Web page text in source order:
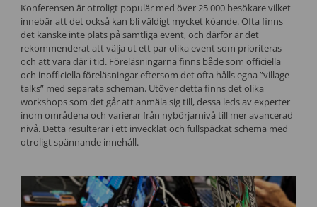
Konferensen är otroligt populär med över 25 000 besökare vilket
innebär att det också kan bli väldigt mycket köande. Ofta finns
det kanske inte plats på samtliga event, och därför är det
rekommenderat att välja ut ett par olika event som prioriteras
och att vara där i tid. Föreläsningarna finns både som officiella
och inofficiella föreläsningar eftersom det ofta hålls egna ”village
talks” med separata scheman. Utöver detta finns det olika
workshops som det går att anmäla sig till, dessa leds av experter
inom områdena och varierar från nybörjarnivå till mer avancerad
nivå. Detta resulterar i ett invecklat och fullspäckat schema med
otroligt spännande innehåll.